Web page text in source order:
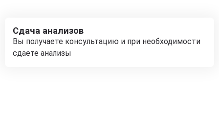
Сдача анализов
Вы получаете консультацию и при необходимости
сдаете анализы